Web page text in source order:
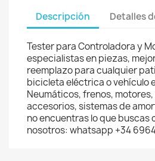
Descripción Detalles
Tester para Controladora y
especialistas en piezas,
reemplazo para cualquier
bicicleta eléctrica o vehículo
Neumáticos, frenos,
accesorios, sistemas de
no encuentras lo que buscas
nosotros: whatsapp +34